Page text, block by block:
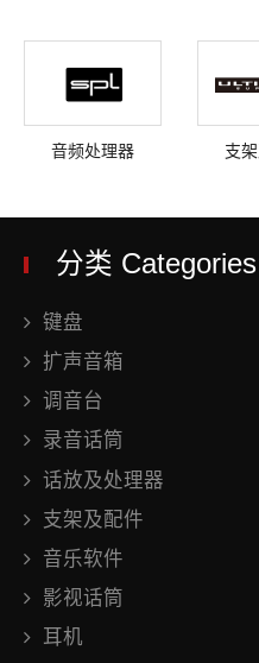
音频处理器 支
分类 Categories
键盘
扩声音箱
调音台
录音话筒
话放及处理器
支架及配件
音乐软件
影视话筒
耳机